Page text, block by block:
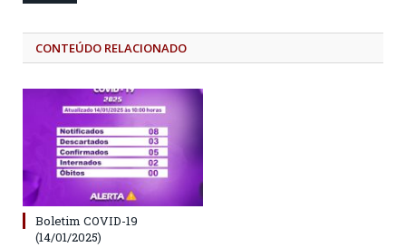
CONTEÚDO RELACIONADO
Boletim COVID-19
(14/01/2025)